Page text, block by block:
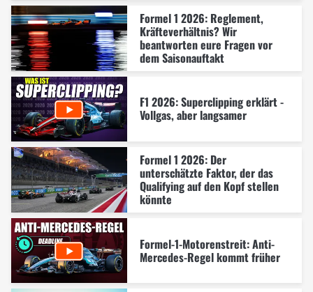
Formel 1 2026: Reglement,
Kräfteverhältnis? Wir
beantworten eure Fragen vor
dem Saisonauftakt
F1 2026: Superclipping erklärt -
Vollgas, aber langsamer
Formel 1 2026: Der
unterschätzte Faktor, der das
Qualifying auf den Kopf stellen
könnte
Formel-1-Motorenstreit: Anti-
Mercedes-Regel kommt früher